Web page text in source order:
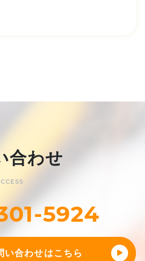
合わせ
5924
い合わせはこちら